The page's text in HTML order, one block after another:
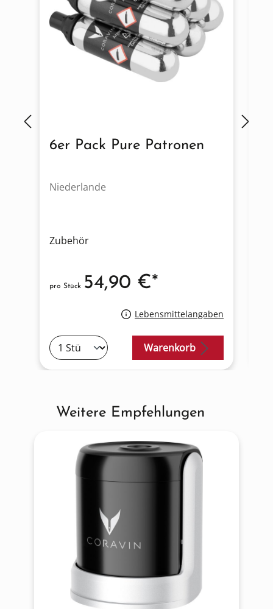
6er Pack Pure Patronen
Niederlande
Zubehör
Lebensmittelangaben
pro Stück 54,90 €*
Warenkorb
Produktgalerie überspringen
Weitere Empfehlungen